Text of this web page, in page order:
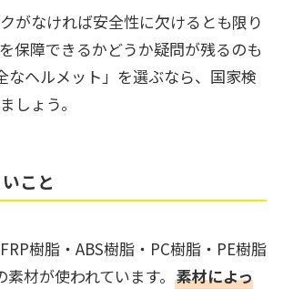
クがなければ安全性に欠けるとも限り
保障できるかどうか疑問が残るのも
なヘルメット」を選ぶなら、国家検
しょう。
こと
樹脂・ABS樹脂・PC樹脂・PE樹脂
材が使われています。 素材によっ